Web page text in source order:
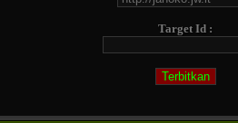
Target Id :